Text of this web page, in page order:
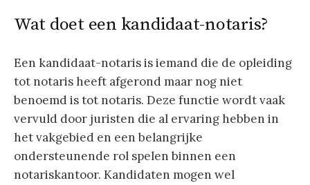
Wat doet een kandidaat-notaris?
Een kandidaat-notaris is iemand die de opleiding
tot notaris heeft afgerond maar nog niet
benoemd is tot notaris. Deze functie wordt vaak
vervuld door juristen die al ervaring hebben in
het vakgebied en een belangrijke
ondersteunende rol spelen binnen een
notariskantoor. Kandidaten mogen wel